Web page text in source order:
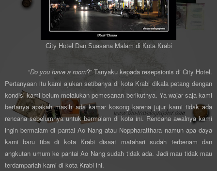
City Hotel Dan Suasana Malam di Kota Krabi
“Do you have a room?” Tanyaku kepada resepsionis di City Hotel.
Pertanyaan itu kami ajukan setibanya di kota Krabi dikala petang dengan
kondisi kami belum melalukan pemesanan berikutnya. Ya wajar saja kami
bertanya apakah masih ada kamar kosong karena jujur kami tidak ada
rencana sebelumnya untuk bermalam di kota ini. Rencana awalnya kami
ingin bermalam di pantai Ao Nang atau Noppharatthara namun apa daya
kami baru tiba di kota Krabi disaat matahari sudah terbenam dan
angkutan umum ke pantai Ao Nang sudah tidak ada. Jadi mau tidak mau
terdamparlah kami di kota Krabi ini.